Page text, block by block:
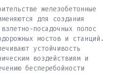
железобетонные
для создания
посадочных полос
мостов и станций.
устойчивость
воздействиям и
бесперебойности